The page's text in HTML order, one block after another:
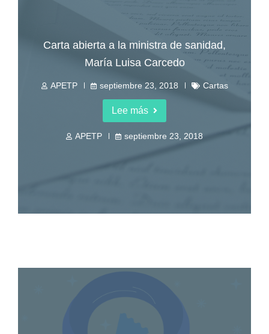
Carta abierta a la ministra de sanidad,
María Luisa Carcedo
APETP septiembre 23, 2018 Cartas
Lee más
APETP septiembre 23, 2018